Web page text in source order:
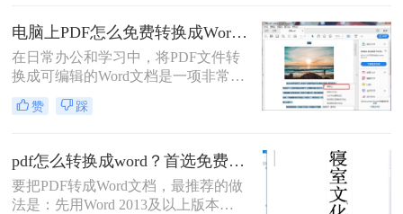
电脑上PDF怎么免费转换成Word？四种方法对比与实操指南（附详细表格）!
在日常办公和学习中，将PDF文件转
换成可编辑的Word文档是一项非常高
频的需求。PDF虽然版式固定、不易
篡改，但编辑修改较为困难，而Word
为了帮你快速选出最适合自己的转换
方式，下表汇总了四种主流免费方法
的核心差异：
赞 踩
pdf怎么转换成word？首选免费工具，复杂文件再上专业软件！
要把PDF转成Word文档，最推荐的做
法是：先用Word 2013及以上版本直